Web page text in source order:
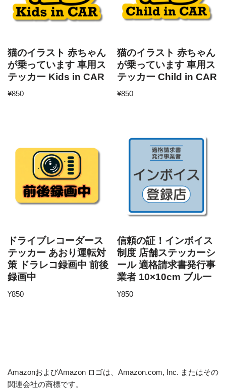
猫のイラスト 赤ちゃん
が乗っています 車用ス
テッカー Kids in CAR
¥850
猫のイラスト 赤ちゃん
が乗っています 車用ス
テッカー Child in CAR
¥850
ドライブレコーダース
テッカー あおり運転対
策 ドラレコ録画中 前後
録画中
¥850
信頼の証！インボイス
制度 店舗ステッカーシ
ール 適格請求書発行事
業者 10×10cm ブルー
¥850
AmazonおよびAmazon ロゴは、Amazon.com, Inc. またはその
関連会社の商標です。